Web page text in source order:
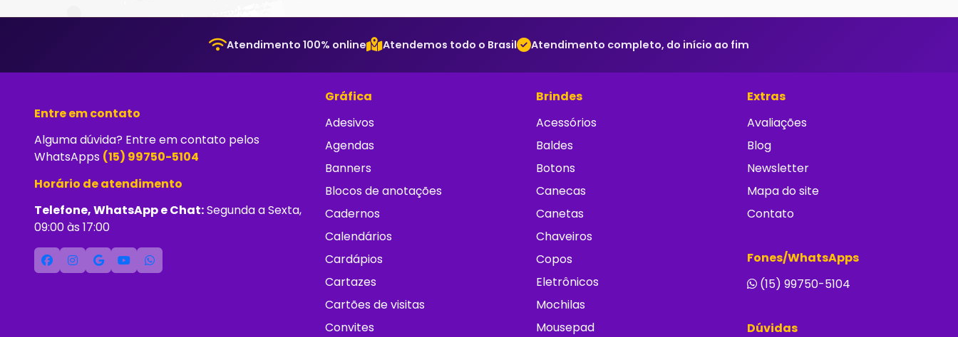
Atendimento 100% online Atendemos todo o Brasil Atendimento completo, do início ao fim
Entre em contato
Alguma dúvida? Entre em contato pelos
WhatsApps (15) 99750-5104
Horário de atendimento
Telefone, WhatsApp e Chat:Segunda a Sexta,
09:00 às 17:00
Gráfica
Adesivos
Agendas
Banners
Blocos de anotações
Cadernos
Calendários
Cardápios
Cartazes
Cartões de visitas
Convites
Brindes
Acessórios
Baldes
Botons
Canecas
Canetas
Chaveiros
Copos
Eletrônicos
Mochilas
Mousepad
Extras
Avaliações
Blog
Newsletter
Mapa do site
Contato
Fones/WhatsApps
(15) 99750-5104
Dúvidas